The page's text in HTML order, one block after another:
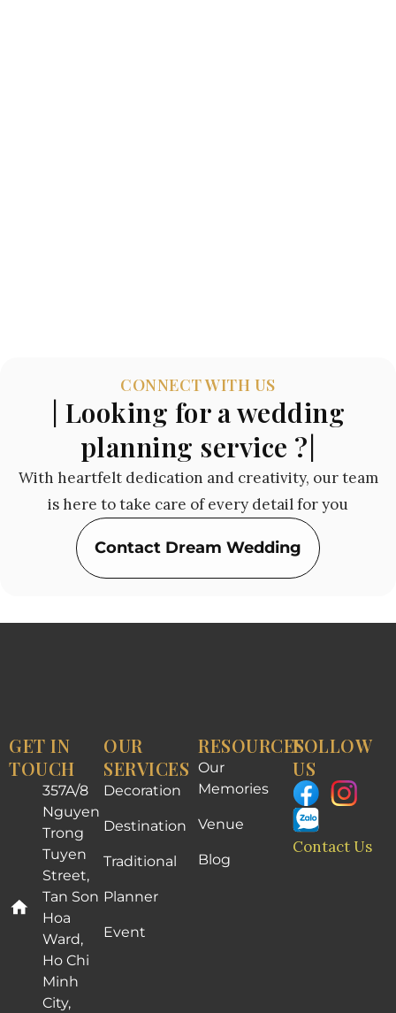
CONNECT WITH US
| Looking for a wedding
planning service ?|
With heartfelt dedication and creativity, our team
is here to take care of every detail for you
Contact Dream Wedding
GET IN
TOUCH
357A/8
Nguyen
Trong
Tuyen
Street,
Tan Son
Hoa
Ward,
Ho Chi
Minh
City,
OUR
SERVICES
Decoration
Destination
Traditional
Planner
Event
RESOURCES
Our
Memories
Venue
Blog
FOLLOW
US
Contact Us